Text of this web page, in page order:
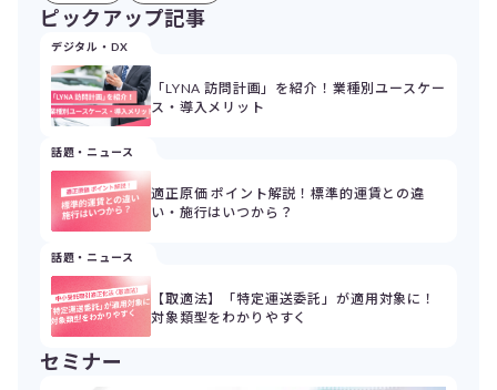
ピックアップ記事
デジタル・DX
「LYNA 訪問計画」を紹介！業種別ユースケー
ス・導入メリット
話題・ニュース
適正原価 ポイント解説！標準的運賃との違
い・施行はいつから？
話題・ニュース
【取適法】「特定運送委託」が適用対象に！
対象類型をわかりやすく
セミナー